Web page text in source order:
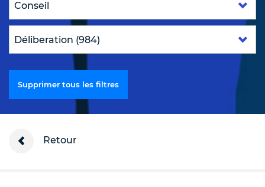
Supprimer tous les filtres
Retour